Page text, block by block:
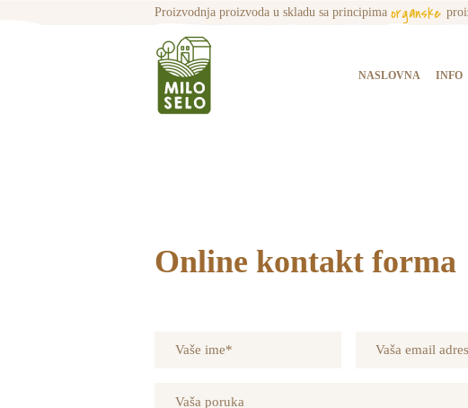
Proizvodnja proizvoda u skladu sa principima organske
NASLOVNA INFO
Online kontakt forma